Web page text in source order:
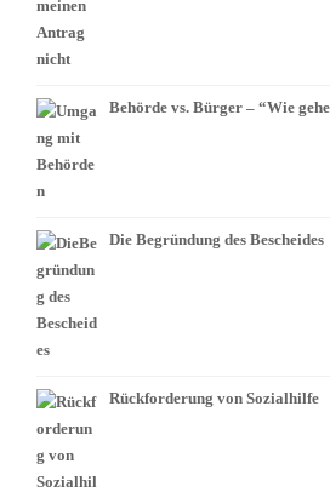
Behörde vs. Bürger – “Wie
Die Begründung des Bescheides
Rückforderung von Sozialhilfe